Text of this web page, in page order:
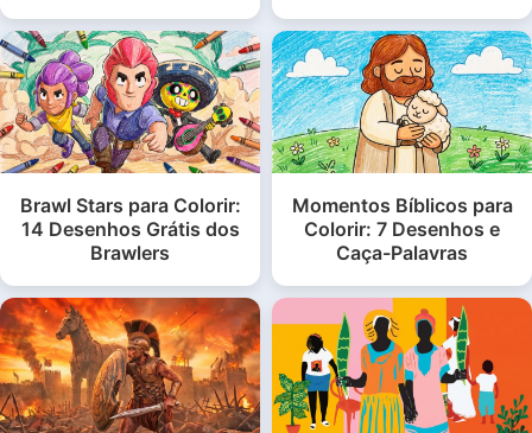
Brawl Stars para Colorir:
14 Desenhos Grátis dos
Brawlers
Momentos Bíblicos para
Colorir: 7 Desenhos e
Caça-Palavras